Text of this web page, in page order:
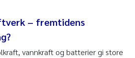
– fremtidens
vannkraft og batterier gi store